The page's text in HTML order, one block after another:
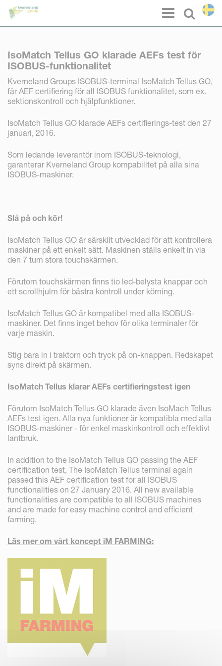
Select
Menu
IsoMatch Tellus GO klarade AEFs test för
ISOBUS-funktionalitet
Kverneland Groups ISOBUS-terminal IsoMatch Tellus GO,
får AEF certifiering för all ISOBUS funktionalitet, som ex.
sektionskontroll och hjälpfunktioner.
IsoMatch Tellus GO klarade AEFs certifierings-test den 27
januari, 2016.
Som ledande leverantör inom ISOBUS-teknologi,
garanterar Kverneland Group kompabilitet på alla sina
ISOBUS-maskiner.
Slå på och kör!
IsoMatch Tellus GO är särskilt utvecklad för att kontrollera
maskiner på ett enkelt sätt. Maskinen ställs enkelt in via
den 7 tum stora touchskärmen.
Förutom touchskärmen finns tio led-belysta knappar och
ett scrollhjulm för bästra kontroll under körning.
IsoMatch Tellus GO är kompatibel med alla ISOBUS-
maskiner. Det finns inget behov för olika terminaler för
varje maskin.
Stig bara in i traktorn och tryck på on-knappen. Redskapet
syns direkt på skärmen.
IsoMatch Tellus klarar AEFs certifieringstest igen
Förutom IsoMatch Tellus GO klarade även IsoMach Tellus
AEFs test igen. Alla nya funktioner är kompatibla med alla
ISOBUS-maskiner - för enkel maskinkontroll och effektivt
lantbruk.
In addition to the IsoMatch Tellus GO passing the AEF
certification test, The IsoMatch Tellus terminal again
passed this AEF certification test for all ISOBUS
functionalities on 27 January 2016. All new available
functionalities are compatible to all ISOBUS machines
and are made for easy machine control and efficient
farming.
Läs mer om vårt koncept iM FARMING:
Cookie- hanteringspanel